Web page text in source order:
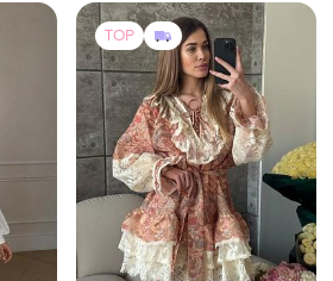
5300 грн
Жіноча люксова сукня